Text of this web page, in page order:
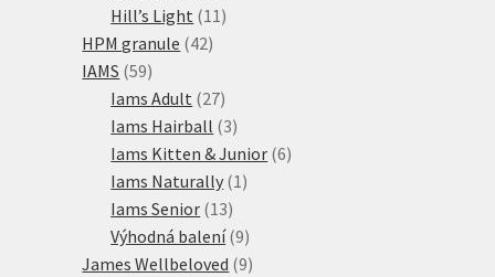
produktů
Hill’s Light 11 11
HPM granule 4242
IAMS 5959
produktů
Iams Adult 2727
produktů
Iams Hairball 33
produkty
Iams Kitten & Junior 66
Iams Naturally 1 1
Iams Senior 1313
produktů
Výhodná balení 99
produktů
James Wellbeloved 99